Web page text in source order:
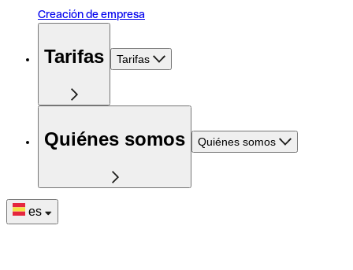
Creación de empresa
Tarifas Tarifas
Quiénes somos Quiénes somos
es